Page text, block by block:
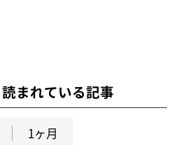
読まれている記事
1ヶ月